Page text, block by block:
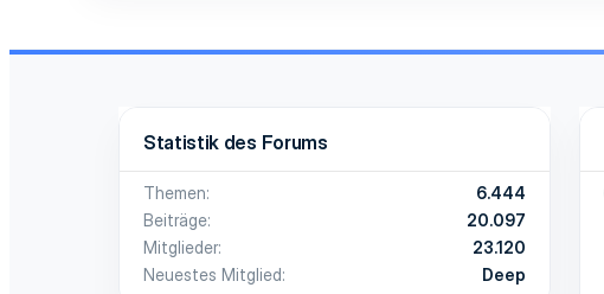
Statistik des Forums
Themen
6.444
Beiträge
20.097
Mitglieder
23.120
Neuestes Mitglied
Deep